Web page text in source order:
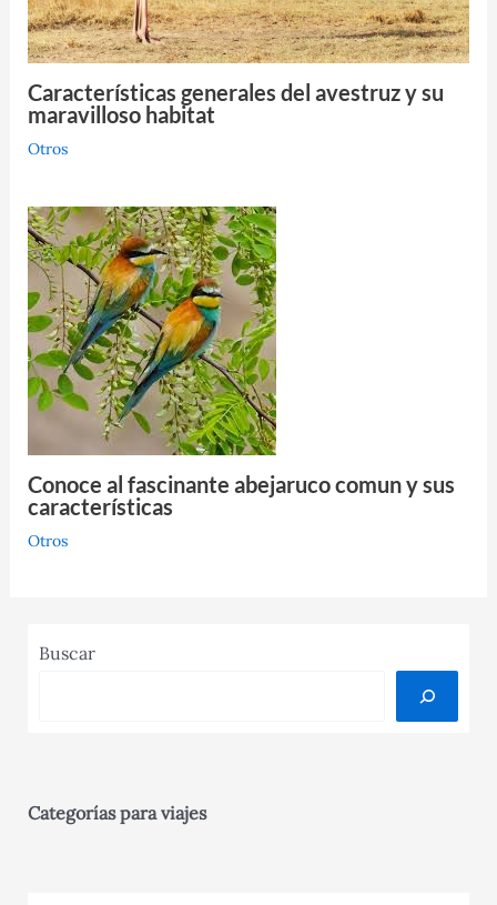
Características generales del avestruz y su
maravilloso habitat
Otros
Conoce al fascinante abejaruco comun y sus
características
Otros
Buscar
Categorías para viajes